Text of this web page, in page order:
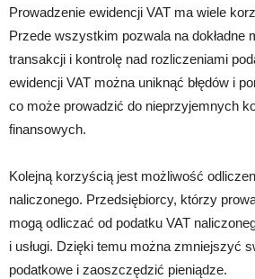
Prowadzenie ewidencji VAT ma wiele
Przede wszystkim pozwala na dokładne
transakcji i kontrolę nad rozliczeniami
ewidencji VAT można uniknąć błędów i
co może prowadzić do nieprzyjemnych
finansowych.
Kolejną korzyścią jest możliwość
naliczonego. Przedsiębiorcy, którzy
mogą odliczać od podatku VAT
i usługi. Dzięki temu można zmniejszyć
podatkowe i zaoszczędzić pieniądze.